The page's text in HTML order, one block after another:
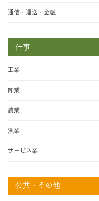
通信・運送・金融
仕事
工業
卸業
農業
漁業
サービス業
公共・その他